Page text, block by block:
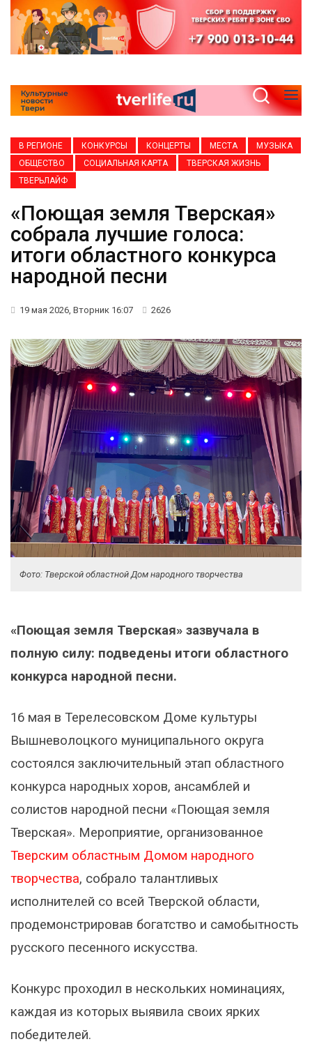
В РЕГИОНЕ КОНКУРСЫ КОНЦЕРТЫ МЕСТА
МУЗЫКА
ОБЩЕСТВО
СОЦИАЛЬНАЯ КАРТА
ТВЕРСКАЯ ЖИЗНЬ
ТВЕРЬЛАЙФ
«Поющая земля Тверская»
собрала лучшие голоса:
итоги областного конкурса
народной песни
19 мая 2026, Вторник 16:07 2626
Фото: Тверской областной Дом народного творчества
«Поющая земля Тверская» зазвучала в
полную силу: подведены итоги областного
конкурса народной песни.
16 мая в Терелесовском Доме культуры
Вышневолоцкого муниципального округа
состоялся заключительный этап областного
конкурса народных хоров, ансамблей и
солистов народной песни «Поющая земля
Тверская». Мероприятие, организованное
Тверским областным Домом народного
творчества, собрало талантливых
исполнителей со всей Тверской области,
продемонстрировав богатство и самобытность
русского песенного искусства.
Конкурс проходил в нескольких номинациях,
каждая из которых выявила своих ярких
победителей.